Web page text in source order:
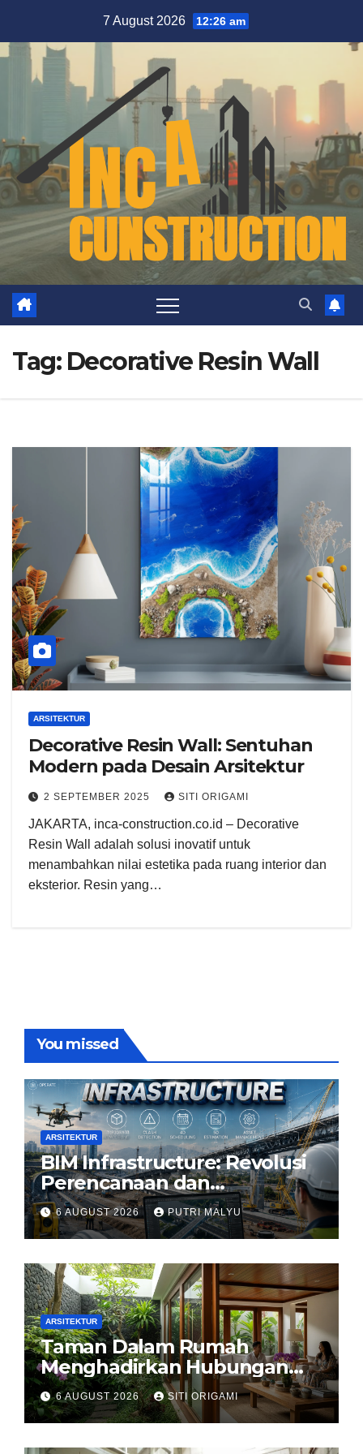
content
7 August 2026 12:26 am
Tag: Decorative Resin Wall
ARSITEKTUR
Decorative Resin Wall: Sentuhan
Modern pada Desain Arsitektur
2 SEPTEMBER 2025 SITI ORIGAMI
JAKARTA, inca-construction.co.id – Decorative
Resin Wall adalah solusi inovatif untuk
menambahkan nilai estetika pada ruang interior dan
eksterior. Resin yang…
You missed
ARSITEKTUR
BIM Infrastructure: Revolusi
Perencanaan dan
Pengelolaan Infrastruktur
6 AUGUST 2026 PUTRI MALYU
ARSITEKTUR
Taman Dalam Rumah
Menghadirkan Hubungan
Harmonis antara Arsitektur
dan Alam
6 AUGUST 2026 SITI ORIGAMI